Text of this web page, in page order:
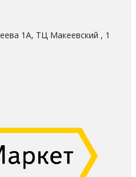
1А, ТЦ Макеевский , 1